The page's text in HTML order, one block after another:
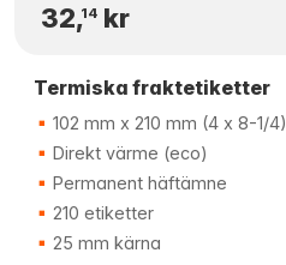
32,14kr
Termiska fraktetiketter
102 mm x 210 mm (4 x 8-1/4)
Direkt värme (eco)
Permanent häftämne
210 etiketter
25 mm kärna